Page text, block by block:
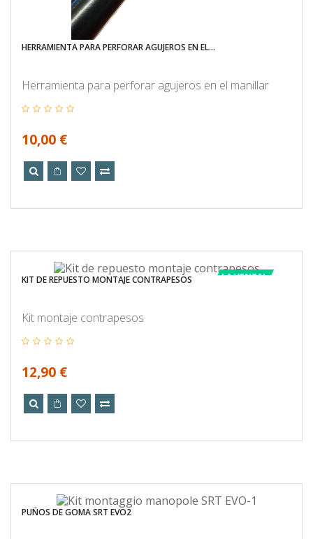
HERRAMIENTA PARA PERFORAR AGUJEROS EN EL...
Herramienta para perforar agujeros en el manillar
10,00 €
LA VENTA!
KIT DE REPUESTO MONTAJE CONTRAPESOS
Kit montaje contrapesos
12,90 €
PUÑOS DE GOMA SRT EVO2